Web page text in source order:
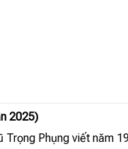
2025)
Phụng viết năm